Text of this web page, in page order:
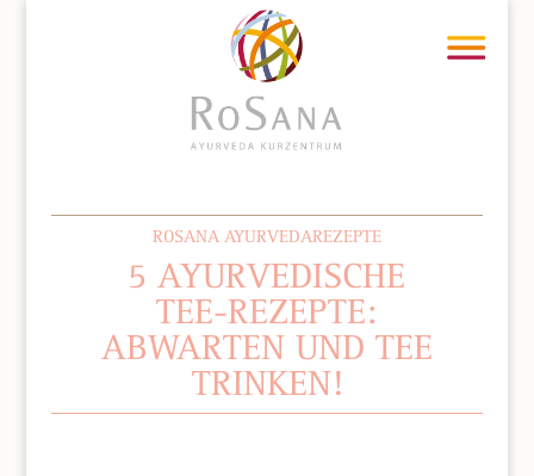
ROSANA AYURVEDAREZEPTE
5 AYURVEDISCHE
TEE-REZEPTE:
ABWARTEN UND TEE
TRINKEN!